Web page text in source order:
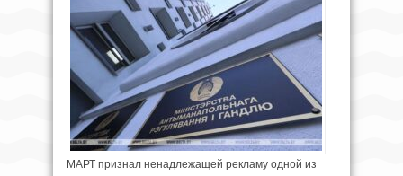
МАРТ признал ненадлежащей рекламу одной из